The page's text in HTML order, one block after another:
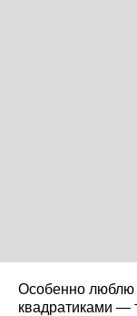
Особенно люблю
квадратиками —